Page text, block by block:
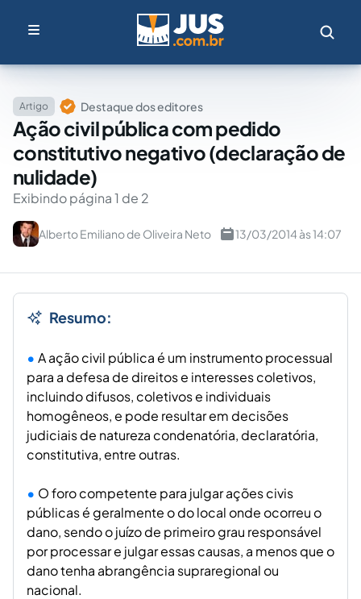
Artigo Destaque dos editores
Ação civil pública com pedido
constitutivo negativo (declaração de
nulidade)
Exibindo página 1 de 2
Alberto Emiliano de Oliveira Neto 13/03/2014 às 14:07
Resumo:
A ação civil pública é um instrumento processual
para a defesa de direitos e interesses coletivos,
incluindo difusos, coletivos e individuais
homogêneos, e pode resultar em decisões
judiciais de natureza condenatória, declaratória,
constitutiva, entre outras.
O foro competente para julgar ações civis
públicas é geralmente o do local onde ocorreu o
dano, sendo o juízo de primeiro grau responsável
por processar e julgar essas causas, a menos que o
dano tenha abrangência supraregional ou
nacional.